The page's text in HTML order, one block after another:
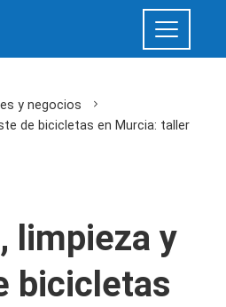
y negocios
de bicicletas en Murcia: taller
limpieza y
bicicletas